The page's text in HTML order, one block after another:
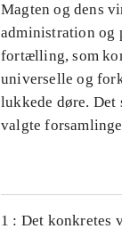
Magten og dens
administration og
fortælling, som
universelle og
lukkede døre.
valgte
1 : Det konkretes